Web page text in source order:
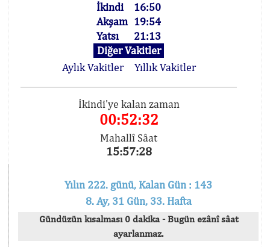
İkindi
16:50
Akşam 19:54
Yatsı
21:13
Diğer Vakitler
Aylık Vakitler
Yıllık Vakitler
İkindi'ye kalan zaman
00:52:32
Mahallî Sâat
15:57:28
Yılın 222. günü, Kalan Gün : 143
8. Ay, 31 Gün, 33. Hafta
Gündüzün kısalması 0 dakika - Bugün ezânî sâat
ayarlanmaz.